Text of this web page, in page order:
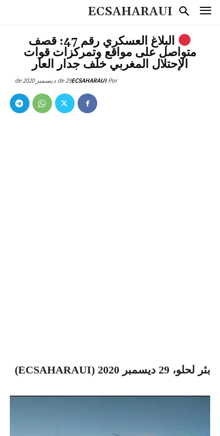
ECSAHARAUI
البلاغ العسكري رقم 47: قصف
متواصل على مواقع وتمركزات قوات
الإحتلال المغربي خلف جدار العار
Por
ECSAHARAUI29 de ديسمبر de 2020
بئر لحلو، 29 ديسمبر 2020 (ECSAHARAUI)